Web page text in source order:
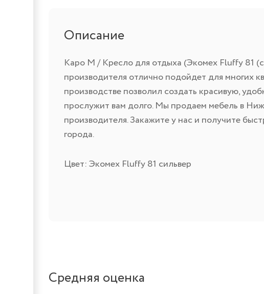
Описание
Каро М / Кресло для отдыха (Экомех Fluffy 81
производителя отлично подойдет для многих
производстве позволил создать красивую,
прослужит вам долго. Мы продаем мебель в
производителя. Закажите у нас и получите
города.
Цвет: Экомех Fluffy 81 сильвер
Средняя оценка